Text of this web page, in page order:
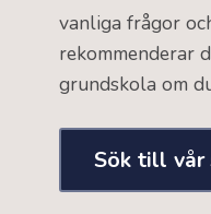
vanliga frågor
rekommenderar
grundskola om
Sök till vår